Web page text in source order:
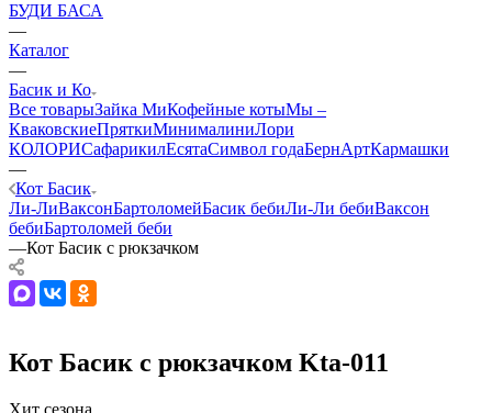
БУДИ БАСА
—
Каталог
—
Басик и Ко
Все товарыЗайка МиКофейные котыМы –
КваковскиеПряткиМинималиниЛори
КОЛОРИСафарикилЕсятаСимвол годаБернАртКармашки
—
Кот Басик
Ли-ЛиВаксонБартоломейБасик бебиЛи-Ли бебиВаксон
бебиБартоломей беби
—Кот Басик с рюкзачком
Кот Басик с рюкзачком Kta-011
Хит сезона